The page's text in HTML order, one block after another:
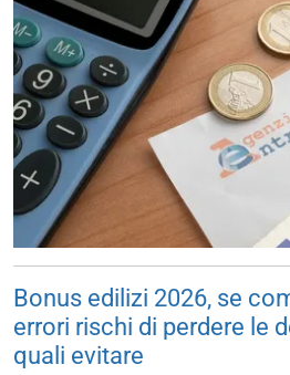
Bonus edilizi 2026, se
errori rischi di perdere le
quali evitare